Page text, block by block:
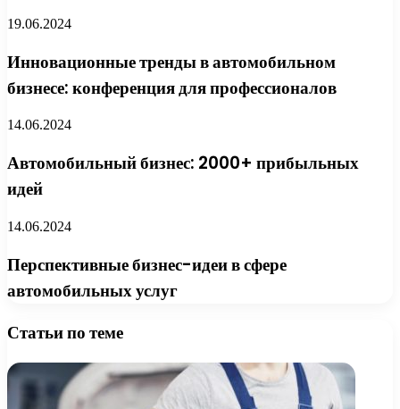
19.06.2024
Инновационные тренды в автомобильном
бизнесе: конференция для профессионалов
14.06.2024
Автомобильный бизнес: 2000+ прибыльных
идей
14.06.2024
Перспективные бизнес-идеи в сфере
автомобильных услуг
Статьи по теме